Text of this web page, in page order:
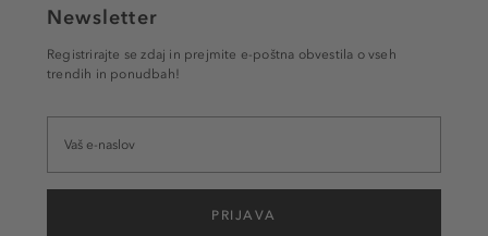
Newsletter
Registrirajte se zdaj in prejmite e-poštna obvestila o vseh
trendih in ponudbah!
PRIJAVA